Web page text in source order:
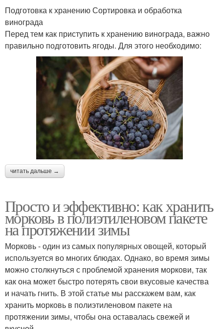
Подготовка к хранению Сортировка и обработка
винограда
Перед тем как приступить к хранению винограда, важно
правильно подготовить ягоды. Для этого необходимо:
читать дальше →
Просто и эффективно: как хранить
морковь в полиэтиленовом пакете
на протяжении зимы
Морковь - один из самых популярных овощей, который
используется во многих блюдах. Однако, во время зимы
можно столкнуться с проблемой хранения моркови, так
как она может быстро потерять свои вкусовые качества
и начать гнить. В этой статье мы расскажем вам, как
хранить морковь в полиэтиленовом пакете на
протяжении зимы, чтобы она оставалась свежей и